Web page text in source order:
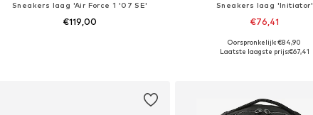
Sneakers laag 'Air Force 1 '07 SE'
€119,00
Sneakers laag 'Initiator'
€76,41
+9
Beschikbaar in vele maten
Oorspronkelijk: €84,90
Laatste laagste prijs:€67,41